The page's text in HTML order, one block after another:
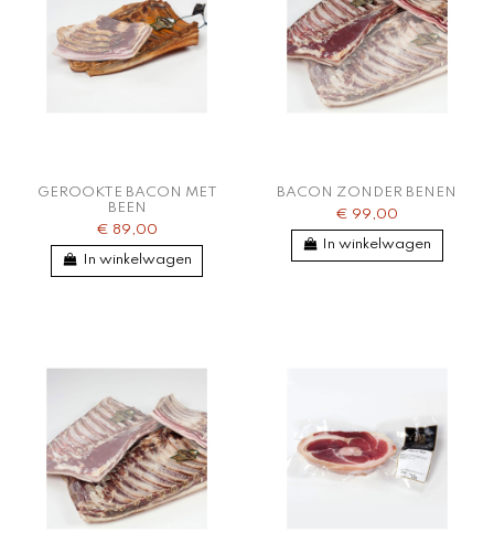
GEROOKTE BACON MET
BEEN
€ 89,00
In winkelwagen
BACON ZONDER BENEN
€ 99,00
In winkelwagen